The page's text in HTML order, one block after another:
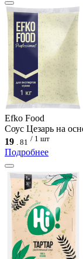
Efko Food
Соус Цезарь на
19 . 81 / 1 шт
Подробнее